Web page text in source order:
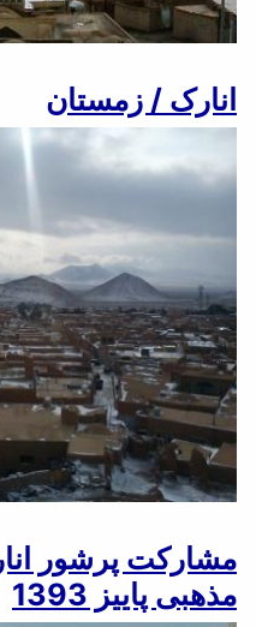
انارک / زمستان
مشارکت پرشور
مذهبی پاییز 1393